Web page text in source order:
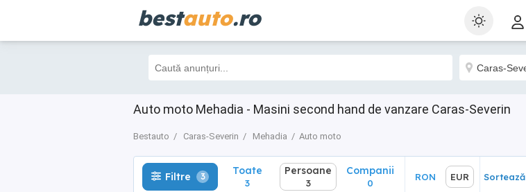
bestauto.ro
Auto moto Mehadia - Masini second hand de vanzare Caras-Severin
Bestauto Caras-Severin Mehadia Auto moto
Filtre 3 Toate
3
Sortează
Filtre 3 Toate
3
Persoane
3
Companii
0
RON EUR Sortează